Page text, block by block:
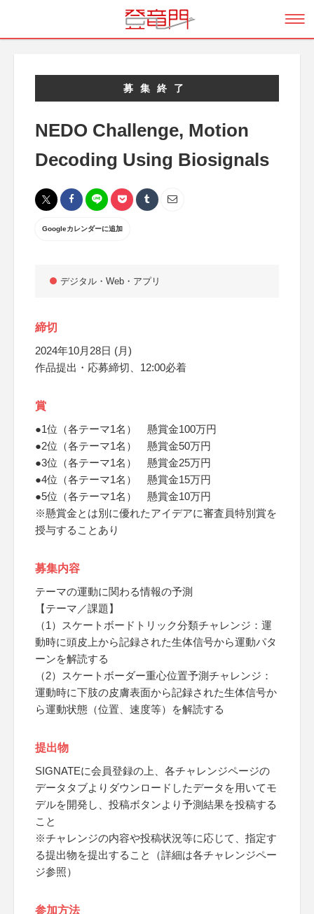
募集終了
NEDO Challenge, Motion
Decoding Using Biosignals
Googleカレンダーに追加
デジタル・Web・アプリ
締切
2024年10月28日 (月)
作品提出・応募締切、12:00必着
賞
●1位（各テーマ1名） 懸賞金100万円
●2位（各テーマ1名） 懸賞金50万円
●3位（各テーマ1名） 懸賞金25万円
●4位（各テーマ1名） 懸賞金15万円
●5位（各テーマ1名） 懸賞金10万円
※懸賞金とは別に優れたアイデアに審査員特別賞を
授与することあり
募集内容
テーマの運動に関わる情報の予測
【テーマ／課題】
（1）スケートボードトリック分類チャレンジ：運
動時に頭皮上から記録された生体信号から運動パタ
ーンを解読する
（2）スケートボーダー重心位置予測チャレンジ：
運動時に下肢の皮膚表面から記録された生体信号か
ら運動状態（位置、速度等）を解読する
提出物
SIGNATEに会員登録の上、各チャレンジページの
データタブよりダウンロードしたデータを用いてモ
デルを開発し、投稿ボタンより予測結果を投稿する
こと
※チャレンジの内容や投稿状況等に応じて、指定す
る提出物を提出すること（詳細は各チャレンジペー
ジ参照）
参加方法